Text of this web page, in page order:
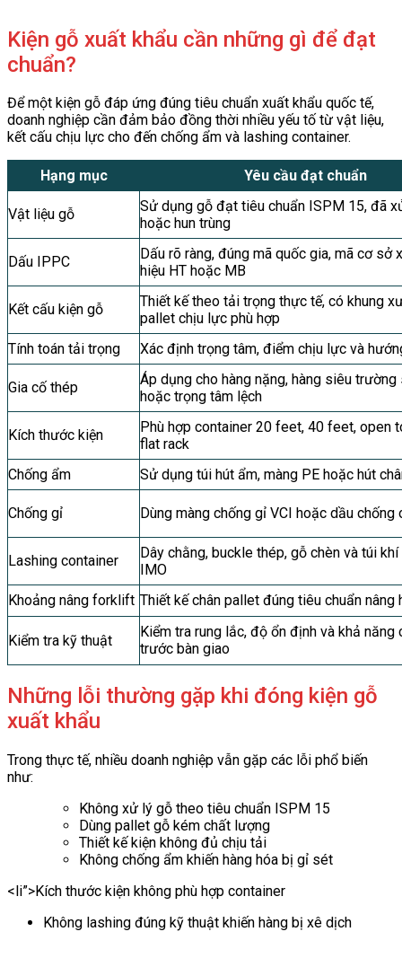
Kiện gỗ xuất khẩu cần những gì để đạt
chuẩn?
Để một kiện gỗ đáp ứng đúng tiêu chuẩn xuất khẩu quốc tế,
doanh nghiệp cần đảm bảo đồng thời nhiều yếu tố từ vật liệu,
kết cấu chịu lực cho đến chống ẩm và lashing container.
Hạng mục Yêu cầu đạt chuẩn
Vật liệu gỗ
Sử dụng gỗ đạt tiêu chuẩn ISPM 15, đã
hoặc hun trùng
Dấu IPPC
Dấu rõ ràng, đúng mã quốc gia, mã cơ sở
hiệu HT hoặc MB
Kết cấu kiện gỗ
Thiết kế theo tải trọng thực tế, có khung
pallet chịu lực phù hợp
Tính toán tải trọng
Xác định trọng tâm, điểm chịu lực và
Gia cố thép
Áp dụng cho hàng nặng, hàng siêu
hoặc trọng tâm lệch
Kích thước kiện
Phù hợp container 20 feet, 40 feet, open
flat rack
Chống ẩm
Sử dụng túi hút ẩm, màng PE hoặc hút
Chống gỉ Dùng màng chống gỉ VCI hoặc dầu chống
Lashing container
Dây chằng, buckle thép, gỗ chèn và túi
IMO
Khoảng nâng forklift Thiết kế chân pallet đúng tiêu chuẩn nâng
Kiểm tra kỹ thuật
Kiểm tra rung lắc, độ ổn định và khả năng
trước bàn giao
Những lỗi thường gặp khi đóng kiện gỗ
xuất khẩu
Trong thực tế, nhiều doanh nghiệp vẫn gặp các lỗi phổ biến
như:
Không xử lý gỗ theo tiêu chuẩn ISPM 15
Dùng pallet gỗ kém chất lượng
Thiết kế kiện không đủ chịu tải
Không chống ẩm khiến hàng hóa bị gỉ sét
<li”>Kích thước kiện không phù hợp container
Không lashing đúng kỹ thuật khiến hàng bị xê dịch